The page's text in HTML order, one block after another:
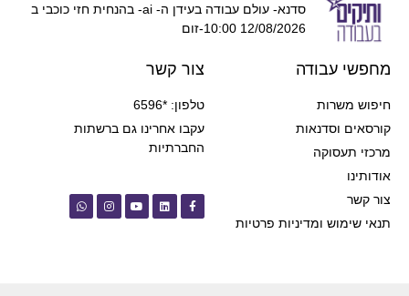
סדנא- עולם עבודה בעידן ה- ai- בהנחית חזי כוכבי ב
12/08/2026 10:00-זום
מחפשי עבודה
חיפוש משרות
קורסאים וסדנאות
מרכזי תעסוקה
אודותינו
צור קשר
תנאי שימוש ומדיניות פרטיות
צור קשר
טלפון: *6596
עקבו אחרינו גם ברשתות
החברתיות